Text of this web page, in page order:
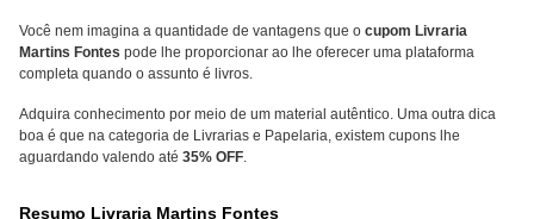
Você nem imagina a quantidade de vantagens que o cupom Livraria
Martins Fontes pode lhe proporcionar ao lhe oferecer uma plataforma
completa quando o assunto é livros.
Adquira conhecimento por meio de um material autêntico. Uma outra dica
boa é que na categoria de Livrarias e Papelaria, existem cupons lhe
aguardando valendo até 35% OFF
Resumo Livraria Martins Fontes